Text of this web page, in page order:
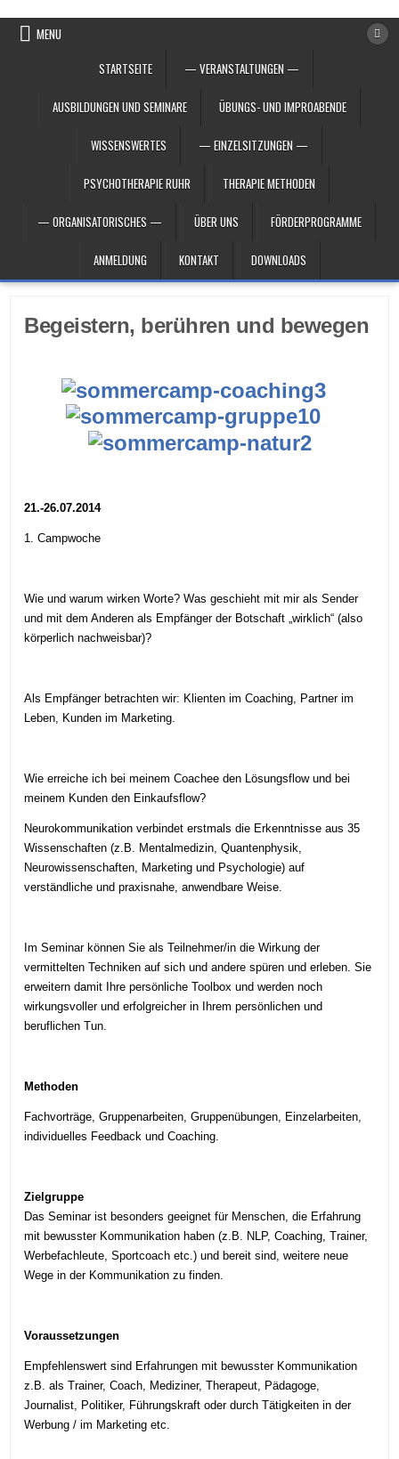
MENU
STARTSEITE
— VERANSTALTUNGEN —
AUSBILDUNGEN UND SEMINARE ÜBUNGS- UND IMPROABENDE
WISSENSWERTES — EINZELSITZUNGEN —
PSYCHOTHERAPIE RUHR THERAPIE METHODEN
— ORGANISATORISCHES — ÜBER UNS FÖRDERPROGRAMME
ANMELDUNG KONTAKT DOWNLOADS
Begeistern, berühren und bewegen
21.-26.07.2014
1. Campwoche
Wie und warum wirken Worte? Was geschieht mit mir als Sender
und mit dem Anderen als Empfänger der Botschaft „wirklich“ (also
körperlich nachweisbar)?
Als Empfänger betrachten wir: Klienten im Coaching, Partner im
Leben, Kunden im Marketing.
Wie erreiche ich bei meinem Coachee den Lösungsflow und bei
meinem Kunden den Einkaufsflow?
Neurokommunikation verbindet erstmals die Erkenntnisse aus 35
Wissenschaften (z.B. Mentalmedizin, Quantenphysik,
Neurowissenschaften, Marketing und Psychologie) auf
verständliche und praxisnahe, anwendbare Weise.
Im Seminar können Sie als Teilnehmer/in die Wirkung der
vermittelten Techniken auf sich und andere spüren und erleben. Sie
erweitern damit Ihre persönliche Toolbox und werden noch
wirkungsvoller und erfolgreicher in Ihrem persönlichen und
beruflichen Tun.
Methoden
Fachvorträge, Gruppenarbeiten, Gruppenübungen, Einzelarbeiten,
individuelles Feedback und Coaching.
Zielgruppe
Das Seminar ist besonders geeignet für Menschen, die Erfahrung
mit bewusster Kommunikation haben (z.B. NLP, Coaching, Trainer,
Werbefachleute, Sportcoach etc.) und bereit sind, weitere neue
Wege in der Kommunikation zu finden.
Voraussetzungen
Empfehlenswert sind Erfahrungen mit bewusster Kommunikation
z.B. als Trainer, Coach, Mediziner, Therapeut, Pädagoge,
Journalist, Politiker, Führungskraft oder durch Tätigkeiten in der
Werbung / im Marketing etc.